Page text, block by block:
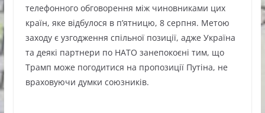
телефонного обговорення між чиновниками цих
країн, яке відбулося в п’ятницю, 8 серпня. Метою
заходу є узгодження спільної позиції, адже Україна
та деякі партнери по НАТО занепокоєні тим, що
Трамп може погодитися на пропозиції Путіна, не
враховуючи думки союзників.